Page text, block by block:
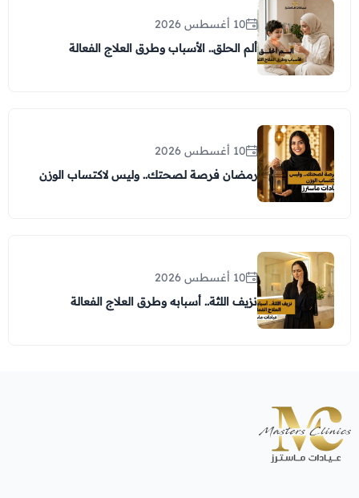
10 أغسطس 2026
ألم الحلق.. الأسباب وطرق العلاج الفعالة
10 أغسطس 2026
رمضان فرصة لصحتك.. وليس لاكتساب الوزن
10 أغسطس 2026
نزيف اللثة.. أسبابه وطرق العلاج الفعالة